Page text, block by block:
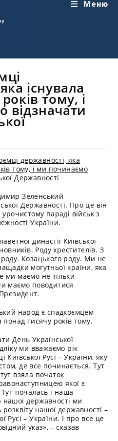
Меню
існувала
тому, і
відзначати
Зеленський
Державності. Про це він
параді військ з
України.
династії Київської
Роду хрестителів. З
Козацького роду. Ми не
могутньої країни, яка
ми маємо не тільки
маємо поводитися
народ є спадкоємцем
понад тисячу років тому.
День Української
ми вважаємо рік
Русі – України, яку
де все починається. Тут
взяла початок
якої є
почалась і наша
державності ми
нашої державності –
Русі – України. І про все це
указ», – сказав